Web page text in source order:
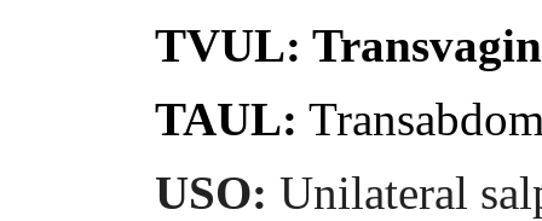
TVUL:
TAUL:
USO: Unilateral